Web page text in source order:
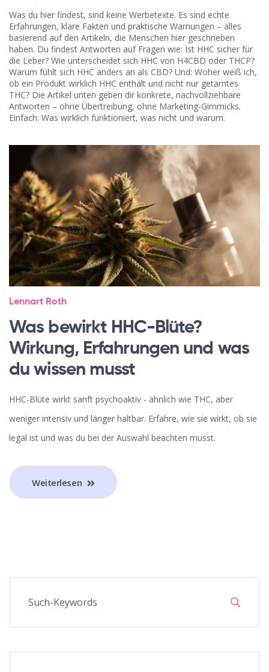
Was du hier findest, sind keine Werbetexte. Es sind echte
Erfahrungen, klare Fakten und praktische Warnungen – alles
basierend auf den Artikeln, die Menschen hier geschrieben
haben. Du findest Antworten auf Fragen wie: Ist HHC sicher für
die Leber? Wie unterscheidet sich HHC von H4CBD oder THCP?
Warum fühlt sich HHC anders an als CBD? Und: Woher weiß ich,
ob ein Produkt wirklich HHC enthält und nicht nur getarntes
THC? Die Artikel unten geben dir konkrete, nachvollziehbare
Antworten – ohne Übertreibung, ohne Marketing-Gimmicks.
Einfach: Was wirklich funktioniert, was nicht und warum.
Lennart Roth
Was bewirkt HHC-Blüte?
Wirkung, Erfahrungen und was
du wissen musst
HHC-Blüte wirkt sanft psychoaktiv - ähnlich wie THC, aber
weniger intensiv und länger haltbar. Erfahre, wie sie wirkt, ob sie
legal ist und was du bei der Auswahl beachten musst.
Weiterlesen